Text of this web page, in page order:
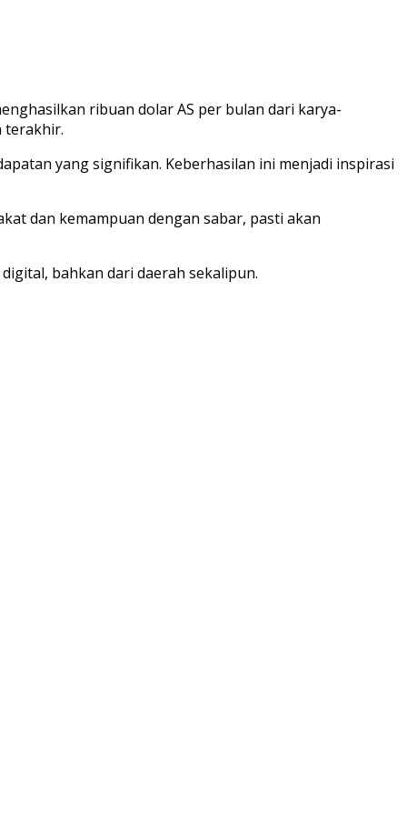
ribuan dolar AS per bulan dari karya-
terakhir.
yang signifikan. Keberhasilan ini menjadi inspirasi
dan kemampuan dengan sabar, pasti akan
bahkan dari daerah sekalipun.